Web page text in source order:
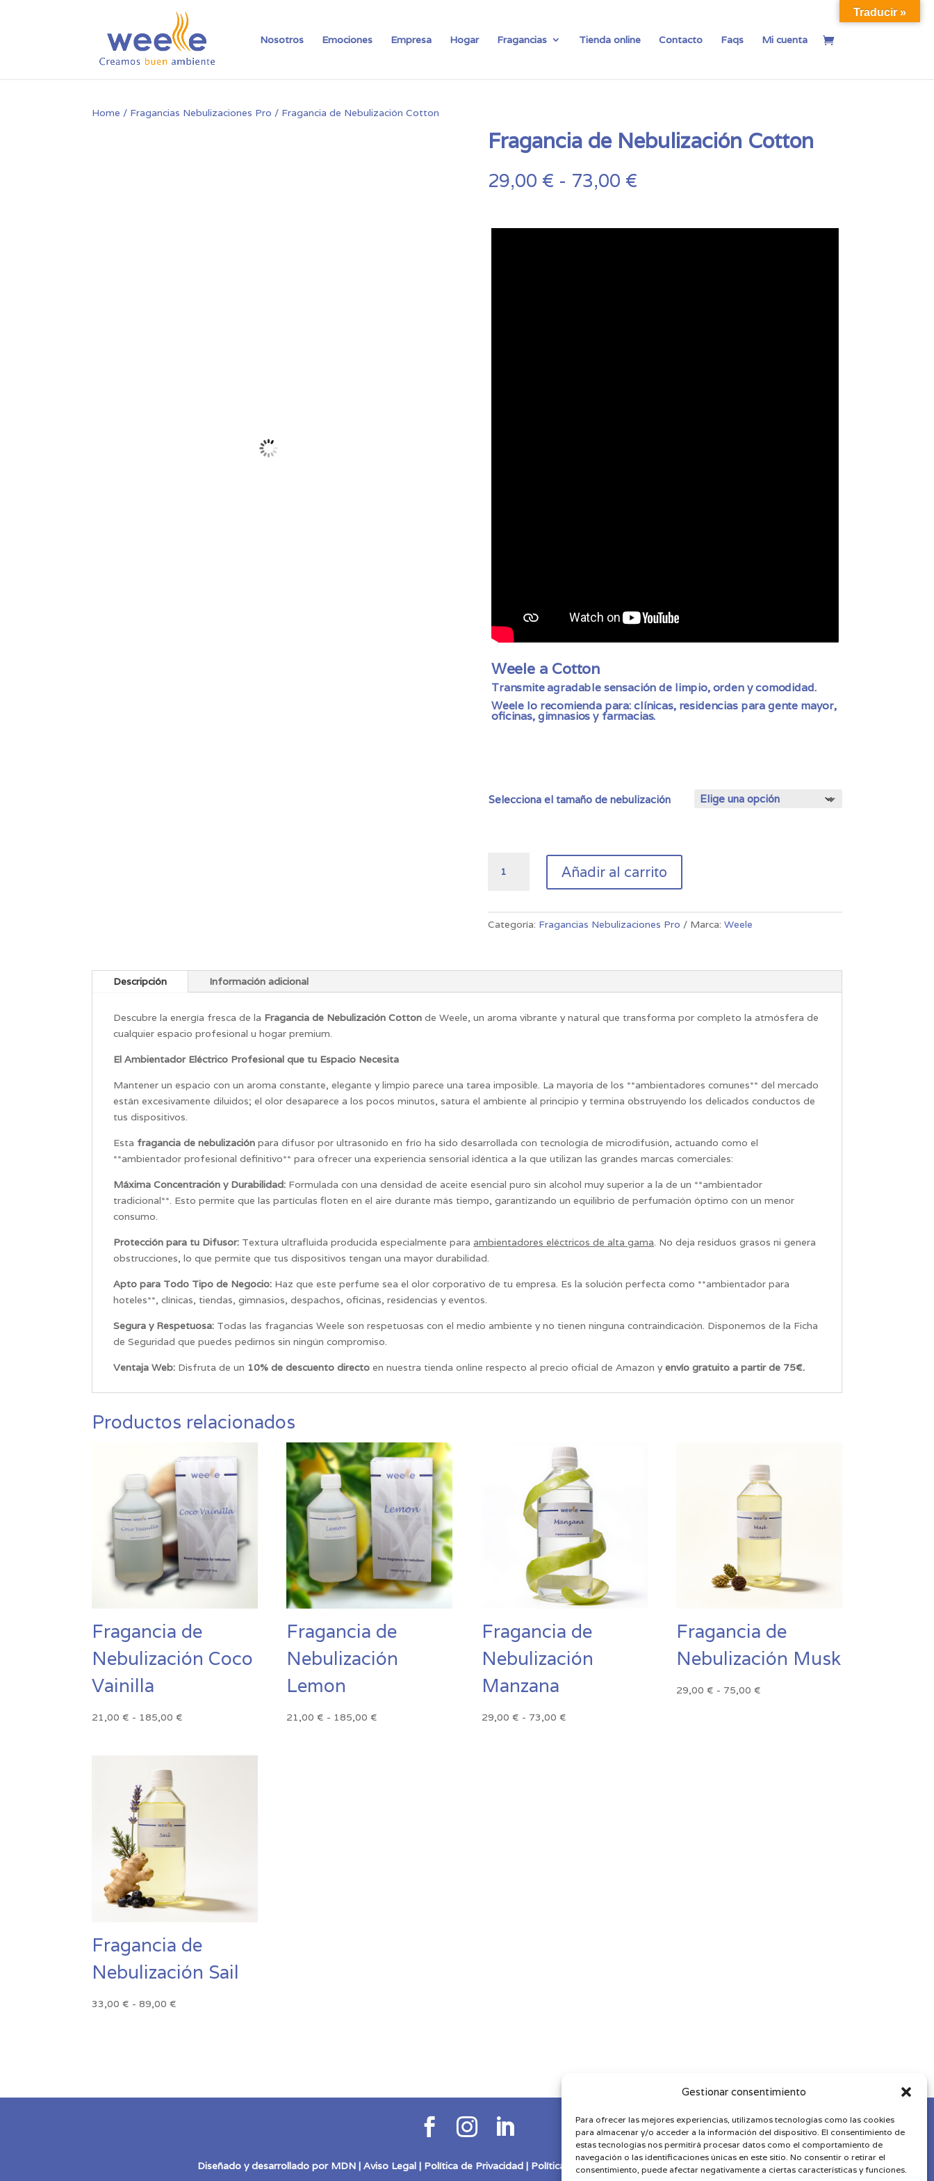
Gestionar consentimiento
Para ofrecer las mejores experiencias, utilizamos tecnologías como las cookies
para almacenar y/o acceder a la información del dispositivo. El consentimiento de
estas tecnologías nos permitirá procesar datos como el comportamiento de
navegación o las identificaciones únicas en este sitio. No consentir o retirar el
consentimiento, puede afectar negativamente a ciertas características y funciones.
Nosotros Emociones Empresa Hogar Fragancias Tienda online Contacto Faqs Mi cuenta
Home / Fragancias Nebulizaciones Pro / Fragancia de Nebulización Cotton
Fragancia de Nebulización Cotton
29,00 € - 73,00 €Rango
desde
Weele a Cotton
Transmite agradable sensación de limpio, orden y comodidad.
Weele lo recomienda para: clínicas, residencias para gente mayor,
oficinas, gimnasios y farmacias.
Selecciona el tamaño de nebulización
Nebulización
cantidad
Añadir al carrito
Categoría: Fragancias Nebulizaciones Pro Marca: Weele
Descripción Información adicional
Descubre la energía fresca de la Fragancia de Nebulización Cotton de Weele, un aroma vibrante y natural que transforma por completo la atmósfera de
cualquier espacio profesional u hogar premium.
El Ambientador Eléctrico Profesional que tu Espacio Necesita
Mantener un espacio con un aroma constante, elegante y limpio parece una tarea imposible. La mayoría de los **ambientadores comunes** del mercado
están excesivamente diluidos; el olor desaparece a los pocos minutos, satura el ambiente al principio y termina obstruyendo los delicados conductos de
tus dispositivos.
Esta fragancia de nebulización para difusor por ultrasonido en frío ha sido desarrollada con tecnología de microdifusión, actuando como el
**ambientador profesional definitivo** para ofrecer una experiencia sensorial idéntica a la que utilizan las grandes marcas comerciales:
Máxima Concentración y Durabilidad: Formulada con una densidad de aceite esencial puro sin alcohol muy superior a la de un **ambientador
tradicional**. Esto permite que las partículas floten en el aire durante más tiempo, garantizando un equilibrio de perfumación óptimo con un menor
consumo.
Protección para tu Difusor: Textura ultrafluida producida especialmente para ambientadores eléctricos de alta gama . No deja residuos grasos ni genera
obstrucciones, lo que permite que tus dispositivos tengan una mayor durabilidad.
Apto para Todo Tipo de Negocio: Haz que este perfume sea el olor corporativo de tu empresa. Es la solución perfecta como **ambientador para
hoteles**, clínicas, tiendas, gimnasios, despachos, oficinas, residencias y eventos.
Segura y Respetuosa: Todas las fragancias Weele son respetuosas con el medio ambiente y no tienen ninguna contraindicación. Disponemos de la Ficha
de Seguridad que puedes pedirnos sin ningún compromiso.
Ventaja Web: Disfruta de un 10% de descuento directo en nuestra tienda online respecto al precio oficial de Amazon yenvío gratuito a partir de 75€.
Productos relacionados
Fragancia de
Nebulización Coco
Vainilla
21,00 € - 185,00 €
precios:
hasta
185,00 €
Fragancia de
Nebulización
Lemon
21,00€ - 185,00€
Fragancia de
Nebulización
Manzana
29,00 € - 73,00 €Rango
Fragancia de
Nebulización Musk
29,00 € - 75,00 €Rango
Fragancia de
Nebulización Sail
33,00 € - 89,00 €
  
Diseñado y desarrollado por MDN|Aviso Legal|Política de Privacidad| Política de Cookies|Términos y Condiciones
Traducir »